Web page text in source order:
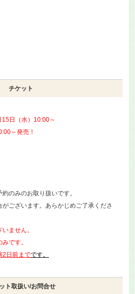
チケット
日（水）10:00～
～発売！
のみのお取り扱いです。
ございます。あらかじめご了承くださ
ません。
です。
2日前までです。
ト取扱い/お問合せ